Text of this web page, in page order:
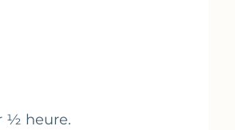
½ heure.